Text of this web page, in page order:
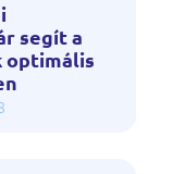
segít a
optimális